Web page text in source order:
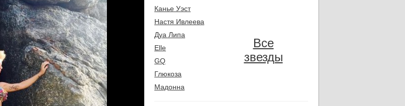
Канье Уэст
Настя Ивлеева
Дуа Липа
Elle
GQ
Глюкоза
Мадонна
Все
звезды